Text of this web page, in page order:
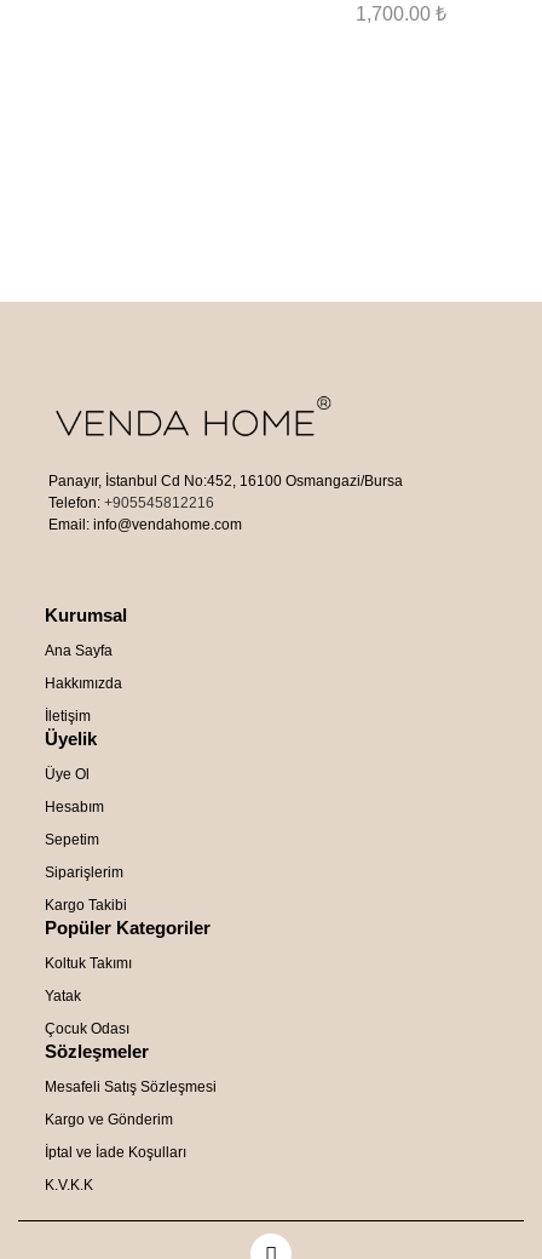
1,700.00 ₺
Panayır, İstanbul Cd No:452, 16100 Osmangazi/Bursa
Telefon: +905545812216
Email: info@vendahome.com
Kurumsal
Ana Sayfa
Hakkımızda
İletişim
Üyelik
Üye Ol
Hesabım
Sepetim
Siparişlerim
Kargo Takibi
Popüler Kategoriler
Koltuk Takımı
Yatak
Çocuk Odası
Sözleşmeler
Mesafeli Satış Sözleşmesi
Kargo ve Gönderim
İptal ve İade Koşulları
K.V.K.K